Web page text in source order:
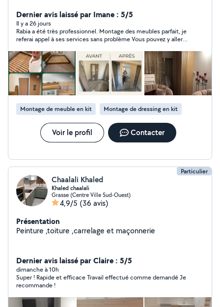
absolue. Spécialiste de la peinture de prestige, du
papier peint et des revêtements décoratifs (Micro-
ciment, Résine Epoxy), je transforme vos espaces avec
une finition "clé en main". Ma force majeure ? Une
ponctualité exemplaire : pour moi, l'heure c'est l'heure.
Je m'engage sur un respect strict des délais, une
propreté irréprochable du chantier et une installation
soignée de vos luminaires et mobiliers. Confier votre
villa à un professionnel qui valorise votre temps autant
que votre intérieur est le premier pas vers l'excellence.
Dernier avis laissé par Imane : 5/5
Il y a 26 jours
Rabia a été très professionnel. Montage des meubles parfait, je
referai appel à ses services sans problème Vous pouvez y aller
Montage de meuble en kit Montage de dressing en kit
Voir le profil Contacter
Particulier
Chaalali Khaled
Khaled chaalali
Grasse (Centre Ville Sud-Ouest)
4,9/5 (36 avis)
Présentation
Peinture ,toiture ,carrelage et maçonnerie
Dernier avis laissé par Claire : 5/5
dimanche à 10h
Super ! Rapide et efficace Travail effectué comme demandé Je
recommande !